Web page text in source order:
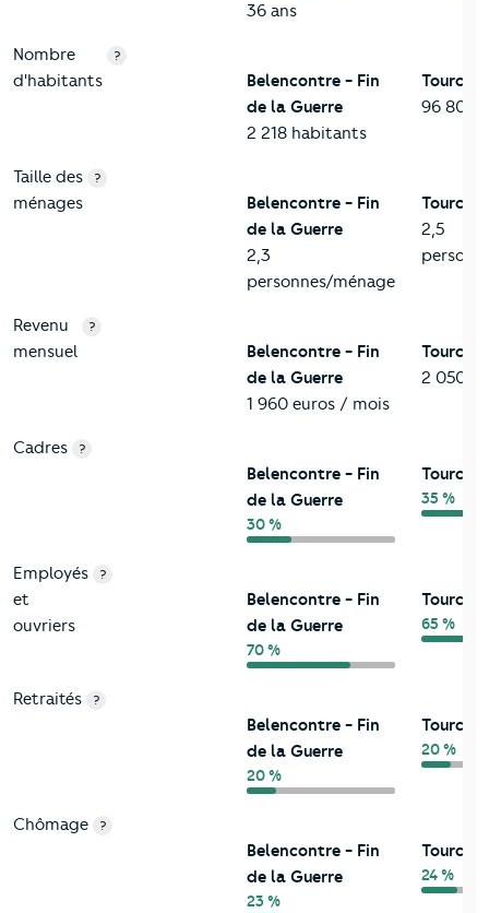
36 ans
Nombre
d'habitants
?
Belencontre - Fin
de la Guerre
2 218 habitants
96 809
Taille des
ménages
?
Belencontre - Fin
de la Guerre
2,3
personnes/ménage
2,5
Revenu
mensuel
?
Belencontre - Fin
de la Guerre
1 960 euros / mois
2 050
Cadres ?
Belencontre - Fin
de la Guerre
30 %
35 %
Employés
et
ouvriers
?
Belencontre - Fin
de la Guerre
70 %
65 %
Retraités ?
Belencontre - Fin
de la Guerre
20 %
20 %
Chômage ?
Belencontre - Fin
de la Guerre
23 %
24 %